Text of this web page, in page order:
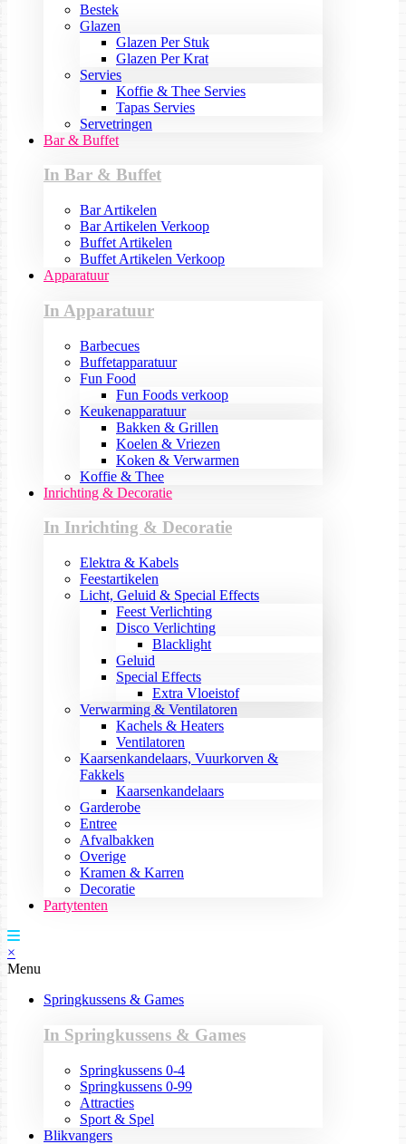
Bestek
Glazen
Glazen Per Stuk
Glazen Per Krat
Servies
Koffie & Thee Servies
Tapas Servies
Servetringen
Bar & Buffet
In Bar & Buffet
Bar Artikelen
Bar Artikelen Verkoop
Buffet Artikelen
Buffet Artikelen Verkoop
Apparatuur
In Apparatuur
Barbecues
Buffetapparatuur
Fun Food
Fun Foods verkoop
Keukenapparatuur
Bakken & Grillen
Koelen & Vriezen
Koken & Verwarmen
Koffie & Thee
Inrichting & Decoratie
In Inrichting & Decoratie
Elektra & Kabels
Feestartikelen
Licht, Geluid & Special Effects
Feest Verlichting
Disco Verlichting
Blacklight
Geluid
Special Effects
Extra Vloeistof
Verwarming & Ventilatoren
Kachels & Heaters
Ventilatoren
Kaarsenkandelaars, Vuurkorven &
Fakkels
Kaarsenkandelaars
Garderobe
Entree
Afvalbakken
Overige
Kramen & Karren
Decoratie
Partytenten
×
Menu
Springkussens & Games
In Springkussens & Games
Springkussens 0-4
Springkussens 0-99
Attracties
Sport & Spel
Blikvangers